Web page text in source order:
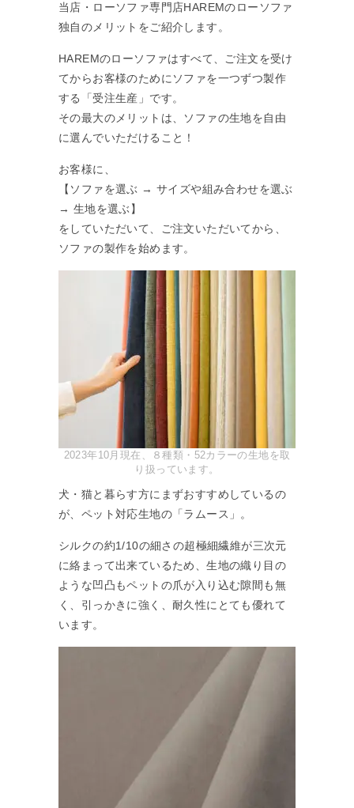
当店・ローソファ専門店HAREMのローソファ
独自のメリットをご紹介します。
HAREMのローソファはすべて、ご注文を受け
てからお客様のためにソファを一つずつ製作
する「受注生産」です。
その最大のメリットは、ソファの生地を自由
に選んでいただけること！
お客様に、
【ソファを選ぶ → サイズや組み合わせを選ぶ
→ 生地を選ぶ】
をしていただいて、ご注文いただいてから、
ソファの製作を始めます。
2023年10月現在、８種類・52カラーの生地を取
り扱っています。
犬・猫と暮らす方にまずおすすめしているの
が、ペット対応生地の「ラムース」。
シルクの約1/10の細さの超極細繊維が三次元
に絡まって出来ているため、生地の織り目の
ような凹凸もペットの爪が入り込む隙間も無
く、引っかきに強く、耐久性にとても優れて
います。